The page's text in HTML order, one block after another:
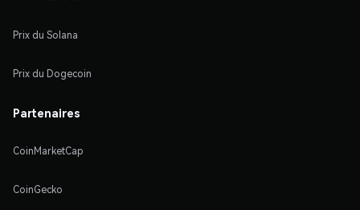
Prix du Solana
Prix du Dogecoin
Partenaires
CoinMarketCap
CoinGecko